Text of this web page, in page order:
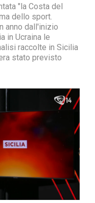
"la Costa del
dello sport.
anno dall'inizio
in Ucraina le
raccolte in Sicilia
stato previsto